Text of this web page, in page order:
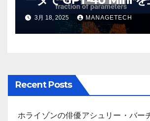
しいオープンソース モ
リース | VentureBeat
3月 18, 2025 MANAGETECH
Recent Posts
ホライゾンの俳優アシュリー・バー